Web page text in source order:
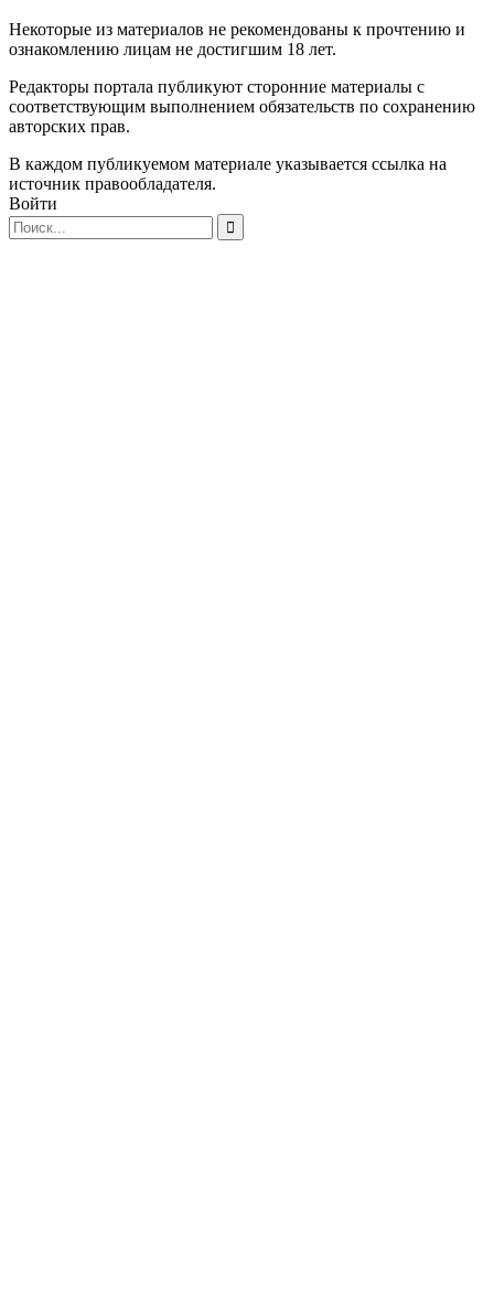
Некоторые из материалов не рекомендованы к прочтению и
ознакомлению лицам не достигшим 18 лет.
Редакторы портала публикуют сторонние материалы с
соответствующим выполнением обязательств по сохранению
авторских прав.
В каждом публикуемом материале указывается ссылка на
источник правообладателя.
Войти